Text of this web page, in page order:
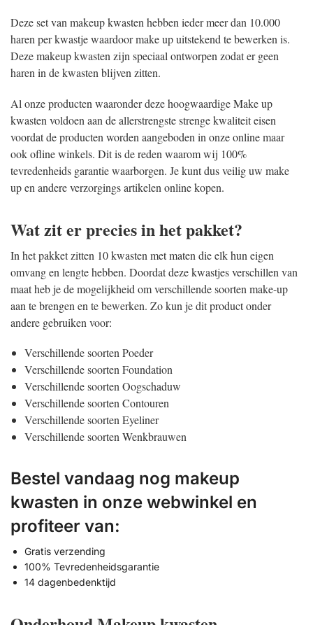
Deze set van makeup kwasten hebben ieder meer dan 10.000
haren per kwastje waardoor make up uitstekend te bewerken is.
Deze makeup kwasten zijn speciaal ontworpen zodat er geen
haren in de kwasten blijven zitten.
Al onze producten waaronder deze hoogwaardige Make up
kwasten voldoen aan de allerstrengste strenge kwaliteit eisen
voordat de producten worden aangeboden in onze online maar
ook ofline winkels. Dit is de reden waarom wij 100%
tevredenheids garantie waarborgen. Je kunt dus veilig uw make
up en andere verzorgings artikelen online kopen.
Wat zit er precies in het pakket?
In het pakket zitten 10 kwasten met maten die elk hun eigen
omvang en lengte hebben. Doordat deze kwastjes verschillen van
maat heb je de mogelijkheid om verschillende soorten make-up
aan te brengen en te bewerken. Zo kun je dit product onder
andere gebruiken voor:
Verschillende soorten Poeder
Verschillende soorten Foundation
Verschillende soorten Oogschaduw
Verschillende soorten Contouren
Verschillende soorten Eyeliner
Verschillende soorten Wenkbrauwen
Bestel vandaag nog makeup
kwasten in onze webwinkel en
profiteer van:
Gratis verzending
100% Tevredenheidsgarantie
14 dagenbedenktijd